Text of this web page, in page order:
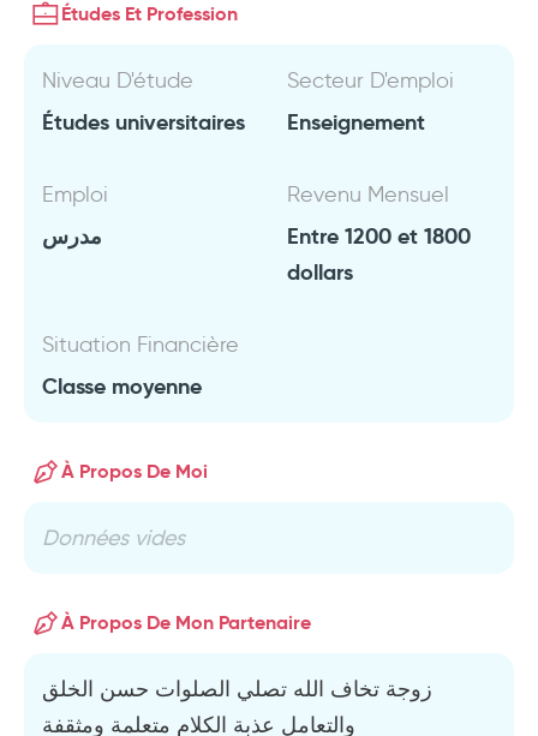
Études Et Profession
Niveau D'étude
Études universitaires
Secteur D'emploi
Enseignement
Emploi
مدرس
Revenu Mensuel
Entre 1200 et 1800
dollars
Situation Financière
Classe moyenne
À Propos De Moi
Données vides
À Propos De Mon Partenaire
زوجة تخاف الله تصلي الصلوات حسن الخلق
والتعامل عذبة الكلام متعلمة ومثقفة